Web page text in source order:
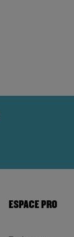
ESPACE PRO